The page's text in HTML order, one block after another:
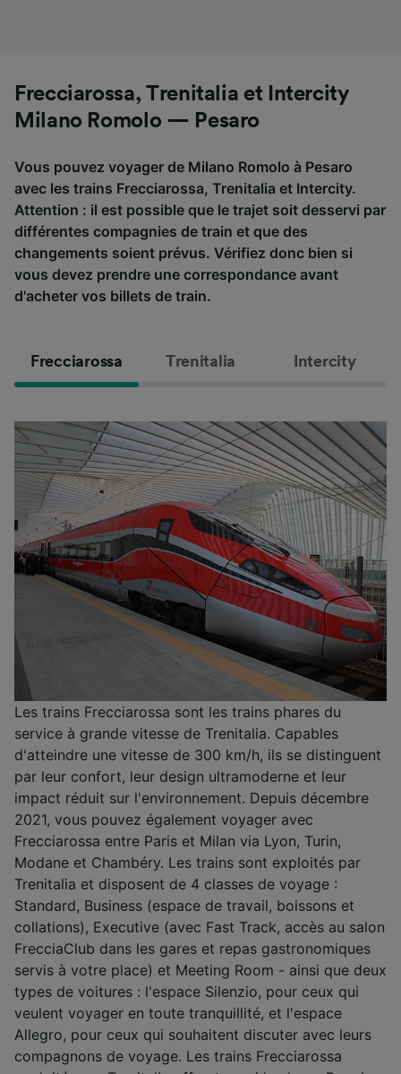
Frecciarossa, Trenitalia et Intercity
Milano Romolo — Pesaro
Vous pouvez voyager de Milano Romolo à Pesaro
avec les trains Frecciarossa, Trenitalia et Intercity.
Attention : il est possible que le trajet soit desservi par
différentes compagnies de train et que des
changements soient prévus. Vérifiez donc bien si
vous devez prendre une correspondance avant
d'acheter vos billets de train.
Frecciarossa Trenitalia Intercity
Les trains Frecciarossa sont les trains phares du
service à grande vitesse de Trenitalia. Capables
d'atteindre une vitesse de 300 km/h, ils se distinguent
par leur confort, leur design ultramoderne et leur
impact réduit sur l'environnement. Depuis décembre
2021, vous pouvez également voyager avec
Frecciarossa entre Paris et Milan via Lyon, Turin,
Modane et Chambéry. Les trains sont exploités par
Trenitalia et disposent de 4 classes de voyage :
Standard, Business (espace de travail, boissons et
collations), Executive (avec Fast Track, accès au salon
FrecciaClub dans les gares et repas gastronomiques
servis à votre place) et Meeting Room - ainsi que deux
types de voitures : l'espace Silenzio, pour ceux qui
veulent voyager en toute tranquillité, et l'espace
Allegro, pour ceux qui souhaitent discuter avec leurs
compagnons de voyage. Les trains Frecciarossa